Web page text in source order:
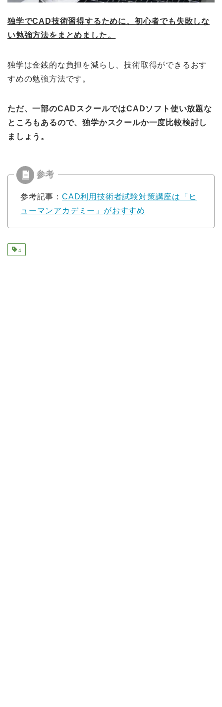
独学でCAD技術習得するために、初心者でも失敗しな
い勉強方法をまとめました。
独学は金銭的な負担を減らし、技術取得ができるおす
すめの勉強方法です。
ただ、一部のCADスクールではCADソフト使い放題な
ところもあるので、独学かスクールか一度比較検討し
ましょう。
参考記事： CAD利用技術者試験対策講座は「ヒ
ューマンアカデミー」がおすすめ
4